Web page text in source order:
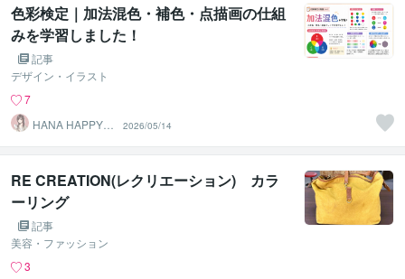
色彩検定｜加法混色・補色・点描画の仕組
みを学習しました！
記事
デザイン・イラスト
7
HANA HAPPY 8
2026/05/14
RE CREATION(レクリエーション) カラ
ーリング
記事
美容・ファッション
3